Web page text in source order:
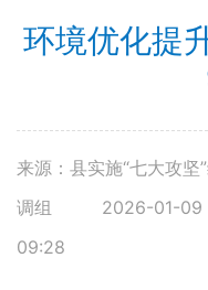
环境优化提
来源：县实施“七大攻坚
调组
2026-01-09
09:28